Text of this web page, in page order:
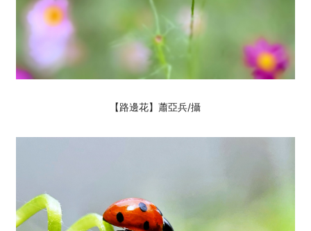
【路邊花】蕭亞兵/攝